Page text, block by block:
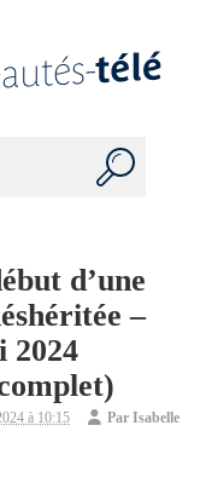
d’une
–
2024
à 10:15 ParIsabelle